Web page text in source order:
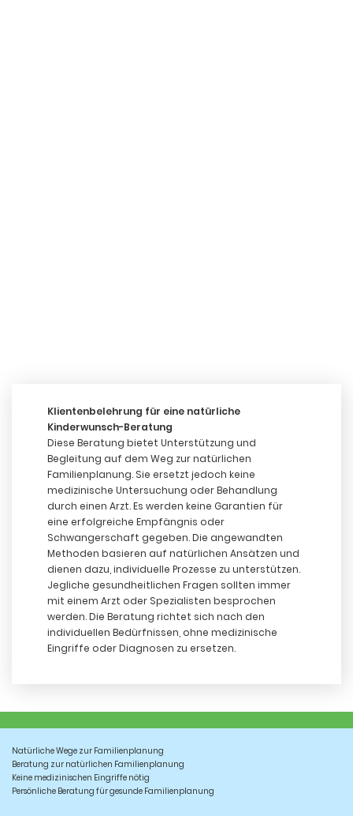
Klientenbelehrung für eine natürliche
Kinderwunsch-Beratung
Diese Beratung bietet Unterstützung und
Begleitung auf dem Weg zur natürlichen
Familienplanung. Sie ersetzt jedoch keine
medizinische Untersuchung oder Behandlung
durch einen Arzt. Es werden keine Garantien für
eine erfolgreiche Empfängnis oder
Schwangerschaft gegeben. Die angewandten
Methoden basieren auf natürlichen Ansätzen und
dienen dazu, individuelle Prozesse zu unterstützen.
Jegliche gesundheitlichen Fragen sollten immer
mit einem Arzt oder Spezialisten besprochen
werden. Die Beratung richtet sich nach den
individuellen Bedürfnissen, ohne medizinische
Eingriffe oder Diagnosen zu ersetzen.
Natürliche Wege zur Familienplanung
Beratung zur natürlichen Familienplanung
Keine medizinischen Eingriffe nötig
Persönliche Beratung für gesunde Familienplanung